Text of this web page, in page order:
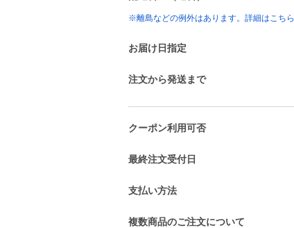
※離島などの例外はあります。詳細はこちら
お届け日指定
注文から発送まで
クーポン利用可否
最終注文受付日
支払い方法
複数商品のご注文について